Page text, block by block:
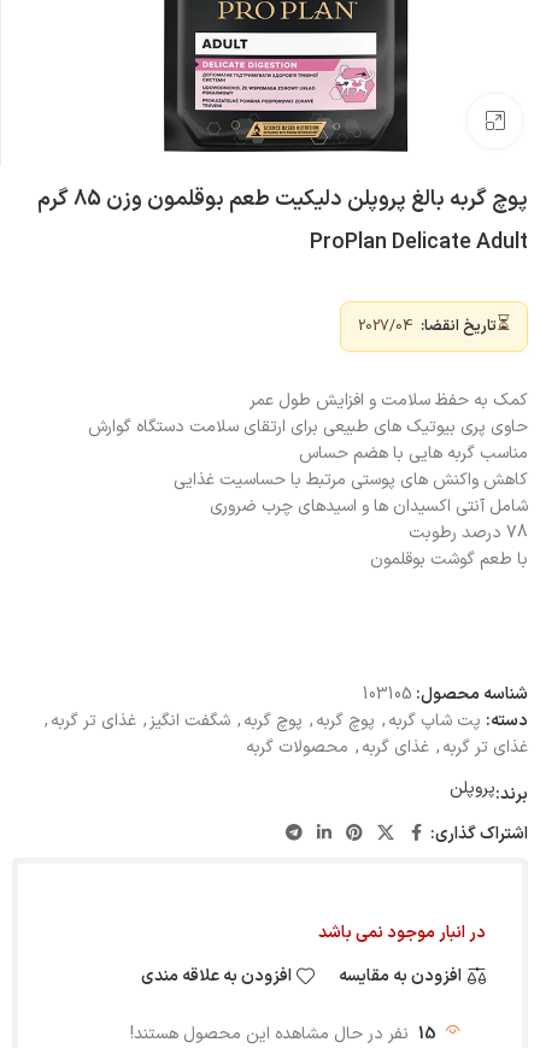
بزرگنمایی تصویر
پوچ گربه بالغ پروپلن دلیکیت طعم بوقلمون وزن 85 گرم
ProPlan Delicate Adult
⏳تاریخ انقضا:
کمک به حفظ سلامت و افزایش طول عمر
حاوی پری بیوتیک های طبیعی برای ارتقای سلامت دستگاه گوارش
مناسب گربه هایی با هضم حساس
کاهش واکنش های پوستی مرتبط با حساسیت غذایی
شامل آنتی اکسیدان ها و اسیدهای چرب ضروری
78 درصد رطوبت
با طعم گوشت بوقلمون
شناسه محصول: 103105
دسته: پت شاپ گربه, پوچ گربه, پوچ گربه, شگفت انگیز, غذای تر گربه,
غذای تر گربه, غذای گربه, محصولات گربه
برند:پروپلن
اشتراک گذاری:
در انبار موجود نمی باشد
افزودن به مقایسه
افزودن به علاقه مندی
15 نفر در حال مشاهده این محصول هستند!